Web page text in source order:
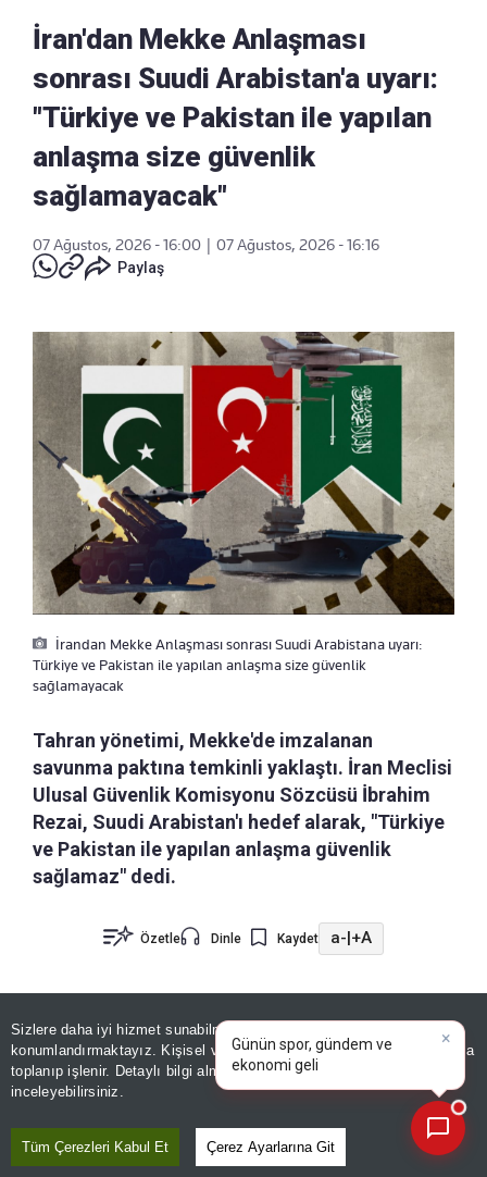
Sizlere daha iyi hizmet sunabilmek adına sitemizde
konumlandırmaktayız. Kişisel verileriniz, KVKK ve GDPR kapsamında
toplanıp işlenir. Detaylı bilgi almak içinAydınlatma Metnimizi
inceleyebilirsiniz.
Tüm Çerezleri Kabul Et Çerez Ayarlarına Git
İran'dan Mekke Anlaşması
sonrası Suudi Arabistan'a uyarı:
"Türkiye ve Pakistan ile yapılan
anlaşma size güvenlik
sağlamayacak"
07 Ağustos, 2026 - 16:00
07 Ağustos, 2026 - 16:16
Paylaş
İrandan Mekke Anlaşması sonrası Suudi Arabistana uyarı:
Türkiye ve Pakistan ile yapılan anlaşma size güvenlik
sağlamayacak
Tahran yönetimi, Mekke'de imzalanan
savunma paktına temkinli yaklaştı. İran Meclisi
Ulusal Güvenlik Komisyonu Sözcüsü İbrahim
Rezai, Suudi Arabistan'ı hedef alarak, "Türkiye
ve Pakistan ile yapılan anlaşma güvenlik
sağlamaz" dedi.
Özetle Dinle Kaydet a-|+A
imzalanan üçlü ortak savunma anlaşmasının
ardından Tahran yönetiminden ilk tepki geldi.
İran Meclisi Ulusal Güvenlik Komisyonu Sözcüsü
İbrahim Rezai, Suudi Arabistan’ın dışarıdan
×
Günün spor, gündem ve
ekonomi gelişmelerini analiz
edin!|